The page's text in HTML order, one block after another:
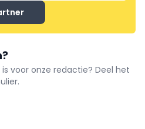
voor onze redactie? Deel het